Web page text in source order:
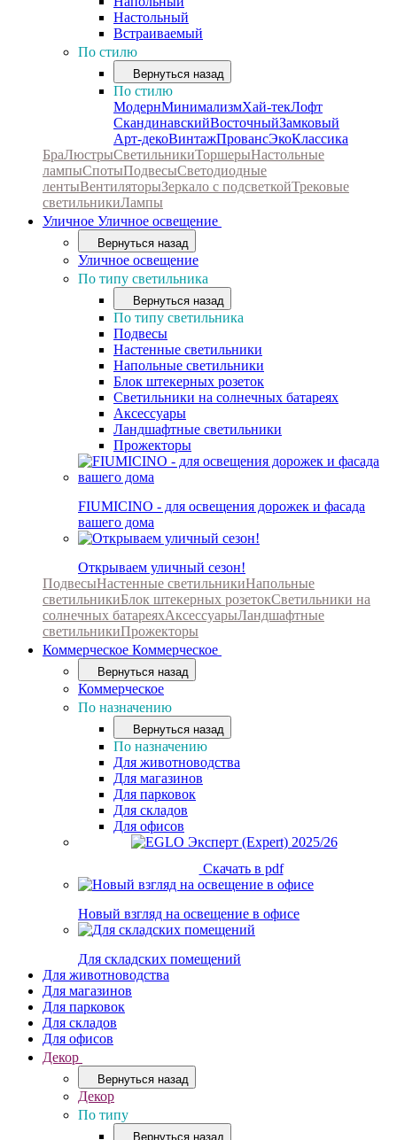
Настольный
Встраиваемый
По стилю
Вернуться назад
По стилю
МодернМинимализмХай-текЛофт
СкандинавскийВосточныйЗамковый
Арт-декоВинтажПровансЭкоКлассика
БраЛюстрыСветильникиТоршерыНастольные
лампыСпотыПодвесыСветодиодные
лентыВентиляторыЗеркало с подсветкойТрековые
светильникиЛампы
Уличное Уличное освещение
Вернуться назад
Уличное освещение
По типу светильника
Вернуться назад
По типу светильника
Подвесы
Настенные светильники
Напольные светильники
Блок штекерных розеток
Светильники на солнечных батареях
Аксессуары
Ландшафтные светильники
Прожекторы
FIUMICINO - для освещения дорожек и фасада
вашего дома
Открываем уличный сезон!
ПодвесыНастенные светильникиНапольные
светильникиБлок штекерных розетокСветильники на
солнечных батареяхАксессуарыЛандшафтные
светильникиПрожекторы
Коммерческое Коммерческое
Вернуться назад
Коммерческое
По назначению
Вернуться назад
По назначению
Для животноводства
Для магазинов
Для парковок
Для складов
Для офисов
Скачать в pdf
Новый взгляд на освещение в офисе
Для складских помещений
Для животноводства
Для магазинов
Для парковок
Для складов
Для офисов
Декор
Вернуться назад
Декор
По типу
Вернуться назад